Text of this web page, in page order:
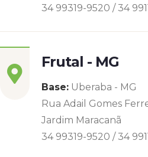
34 99319-9520 / 34
Frutal - MG
Base: Uberaba - MG
Rua Adail Gomes
Jardim Maracanã
34 99319-9520 / 34